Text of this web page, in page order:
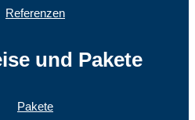
Referenzen
und Pakete
Pakete